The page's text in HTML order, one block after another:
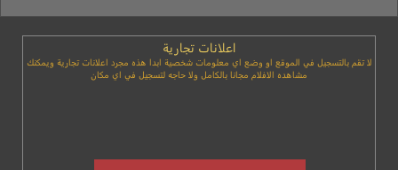
اعلانات تجارية
لا تقم بالتسجيل في الموقع او وضع اي معلومات شخصية ابدا هذه مجرد اعلانات تجارية ويمكنك
مشاهده الافلام مجانا بالكامل ولا حاجه لتسجيل في اي مكان